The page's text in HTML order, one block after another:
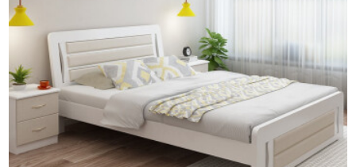
ベド1800 mm*2000